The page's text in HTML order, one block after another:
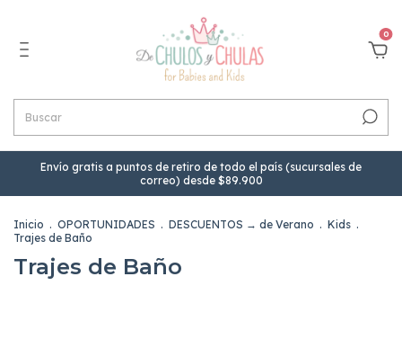
0
Envío gratis a puntos de retiro de todo el país (sucursales de
correo) desde $89.900
Inicio . OPORTUNIDADES . DESCUENTOS → de Verano . Kids .
Trajes de Baño
Trajes de Baño